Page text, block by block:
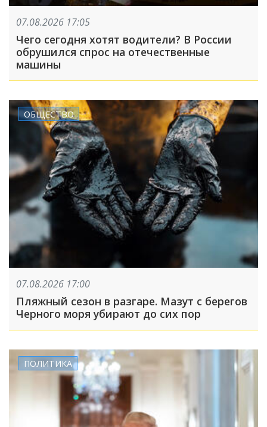
07.08.2026 17:05
Чего сегодня хотят водители? В России
обрушился спрос на отечественные
машины
ОБЩЕСТВО
07.08.2026 17:00
Пляжный сезон в разгаре. Мазут с берегов
Черного моря убирают до сих пор
ПОЛИТИКА